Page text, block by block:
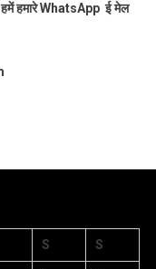
हमें हमारे WhatsApp ई मेल
S S